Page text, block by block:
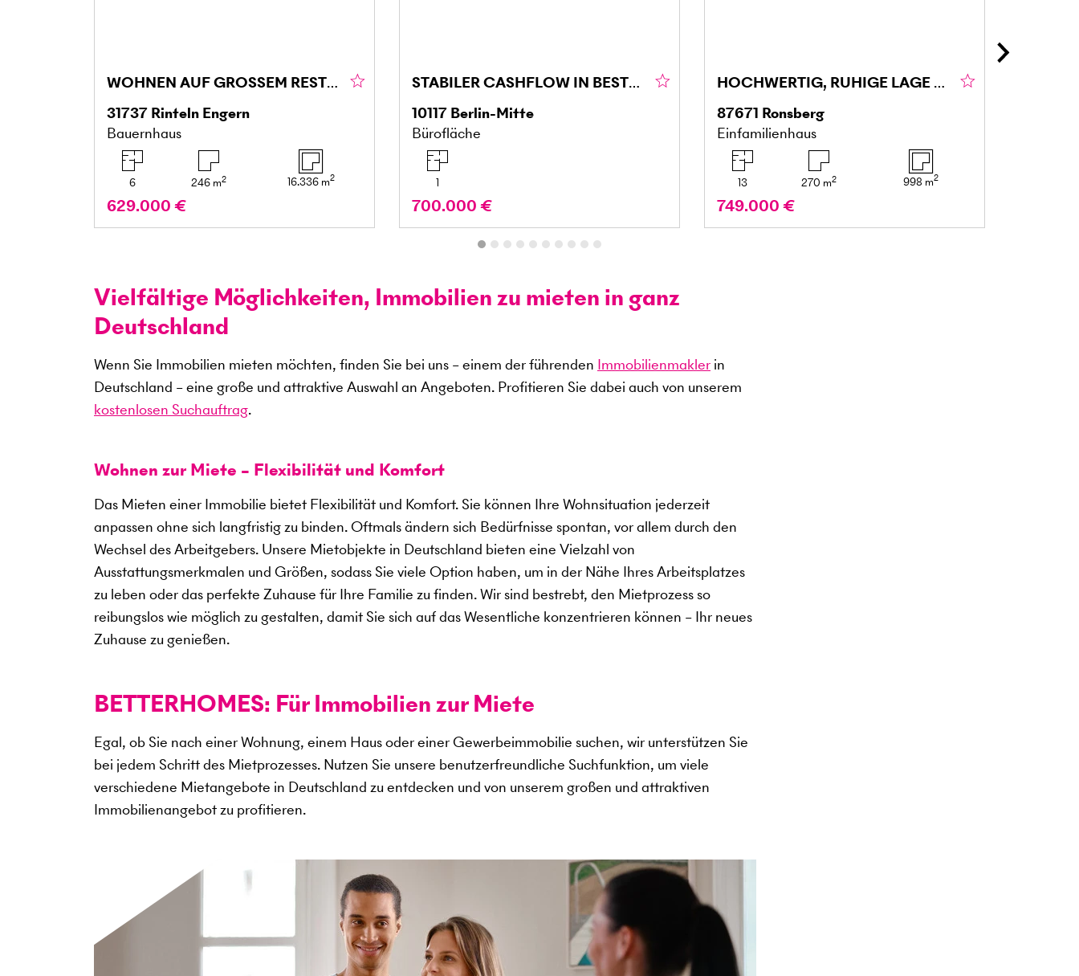
WOHNEN AUF GROSSEM RESTHOF IM WESERBERGLAND
31737 Rinteln Engern
Bauernhaus
6 246 m2 16.336m2
629.000 €
STABILER CASHFLOW IN BESTER CITYLAGE
10117 Berlin-Mitte
Bürofläche
1
700.000 €
HOCHWERTIG, RUHIGE LAGE UND VIEL PLATZ
87671 Ronsberg
Einfamilienhaus
13 270 m2 998 m2
749.000 €
Vielfältige Möglichkeiten, Immobilien zu mieten in ganz
Deutschland
Wenn Sie Immobilien mieten möchten, finden Sie bei uns – einem der führenden Immobilienmakler in
Deutschland – eine große und attraktive Auswahl an Angeboten. Profitieren Sie dabei auch von unserem
kostenlosen Suchauftrag.
Wohnen zur Miete – Flexibilität und Komfort
Das Mieten einer Immobilie bietet Flexibilität und Komfort. Sie können Ihre Wohnsituation jederzeit
anpassen ohne sich langfristig zu binden. Oftmals ändern sich Bedürfnisse spontan, vor allem durch den
Wechsel des Arbeitgebers. Unsere Mietobjekte in Deutschland bieten eine Vielzahl von
Ausstattungsmerkmalen und Größen, sodass Sie viele Option haben, um in der Nähe Ihres Arbeitsplatzes
zu leben oder das perfekte Zuhause für Ihre Familie zu finden. Wir sind bestrebt, den Mietprozess so
reibungslos wie möglich zu gestalten, damit Sie sich auf das Wesentliche konzentrieren können – Ihr neues
Zuhause zu genießen.
BETTERHOMES: Für Immobilien zur Miete
Egal, ob Sie nach einer Wohnung, einem Haus oder einer Gewerbeimmobilie suchen, wir unterstützen Sie
bei jedem Schritt des Mietprozesses. Nutzen Sie unsere benutzerfreundliche Suchfunktion, um viele
verschiedene Mietangebote in Deutschland zu entdecken und von unserem großen und attraktiven
Immobilienangebot zu profitieren.